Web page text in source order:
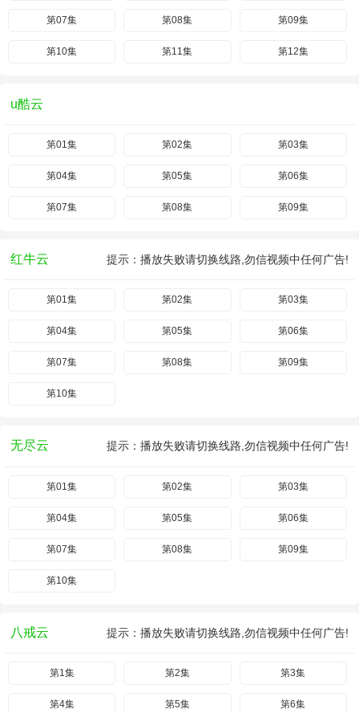
第07集 第08集 第09集
第10集 第11集 第12集
u酷云
第01集 第02集 第03集
第04集 第05集 第06集
第07集 第08集 第09集
红牛云 提示：播放失败请切换线路,勿信视频中任何广告!
第01集 第02集 第03集
第04集 第05集 第06集
第07集 第08集 第09集
第10集
无尽云 提示：播放失败请切换线路,勿信视频中任何广告!
第01集 第02集 第03集
第04集 第05集 第06集
第07集 第08集 第09集
第10集
八戒云 提示：播放失败请切换线路,勿信视频中任何广告!
第1集 第2集 第3集
第4集 第5集 第6集